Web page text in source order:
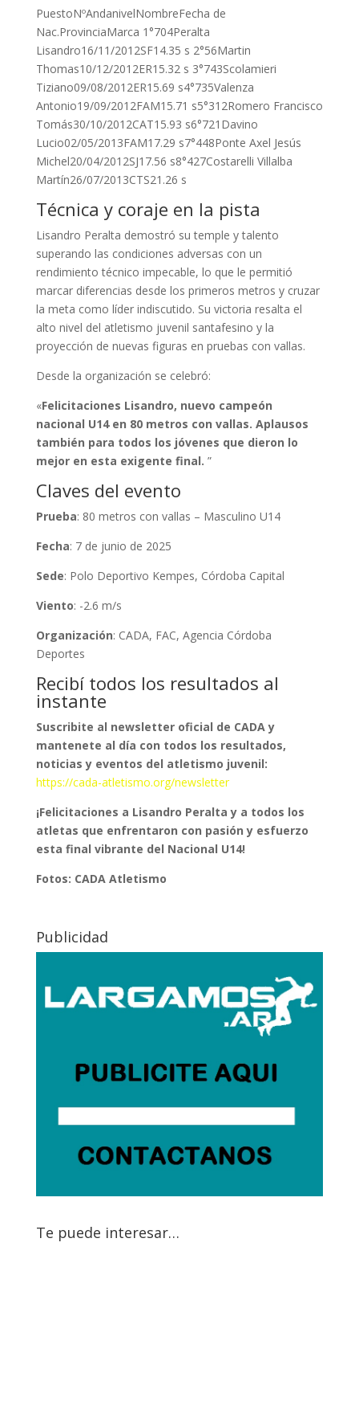
PuestoNºAndanivelNombreFecha de
Nac.ProvinciaMarca 1°704Peralta
Lisandro16/11/2012SF14.35 s 2°56Martin
Thomas10/12/2012ER15.32 s 3°743Scolamieri
Tiziano09/08/2012ER15.69 s4°735Valenza
Antonio19/09/2012FAM15.71 s5°312Romero Francisco
Tomás30/10/2012CAT15.93 s6°721Davino
Lucio02/05/2013FAM17.29 s7°448Ponte Axel Jesús
Michel20/04/2012SJ17.56 s8°427Costarelli Villalba
Martín26/07/2013CTS21.26 s
Técnica y coraje en la pista
Lisandro Peralta demostró su temple y talento
superando las condiciones adversas con un
rendimiento técnico impecable, lo que le permitió
marcar diferencias desde los primeros metros y cruzar
la meta como líder indiscutido. Su victoria resalta el
alto nivel del atletismo juvenil santafesino y la
proyección de nuevas figuras en pruebas con vallas.
Desde la organización se celebró:
«Felicitaciones Lisandro, nuevo campeón
nacional U14 en 80 metros con vallas. Aplausos
también para todos los jóvenes que dieron lo
mejor en esta exigente final. ”
Claves del evento
Prueba: 80 metros con vallas – Masculino U14
Fecha: 7 de junio de 2025
Sede: Polo Deportivo Kempes, Córdoba Capital
Viento: -2.6 m/s
Organización: CADA, FAC, Agencia Córdoba
Deportes
Recibí todos los resultados al
instante
Suscribite al newsletter oficial de CADA y
mantenete al día con todos los resultados,
noticias y eventos del atletismo juvenil:
https://cada-atletismo.org/newsletter
¡Felicitaciones a Lisandro Peralta y a todos los
atletas que enfrentaron con pasión y esfuerzo
esta final vibrante del Nacional U14!
Fotos: CADA Atletismo
Publicidad
Te puede interesar…